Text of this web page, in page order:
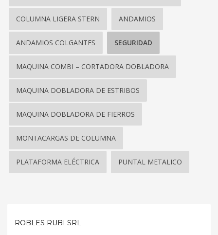
COLUMNA LIGERA STERN ANDAMIOS
ANDAMIOS COLGANTES SEGURIDAD
MAQUINA COMBI – CORTADORA DOBLADORA
MAQUINA DOBLADORA DE ESTRIBOS
MAQUINA DOBLADORA DE FIERROS
MONTACARGAS DE COLUMNA
PLATAFORMA ELÉCTRICA PUNTAL METALICO
ROBLES RUBI SRL